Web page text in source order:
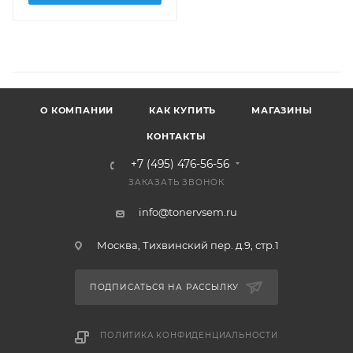
О КОМПАНИИ КАК КУПИТЬ МАГАЗИНЫ
КОНТАКТЫ
+7 (495) 476-56-56
ЗАКАЗАТЬ ЗВОНОК
info@tonervsem.ru
Москва, Тихвинский пер. д.9, стр.1
ПОДПИСАТЬСЯ НА РАССЫЛКУ
ПОЛИТИКА КОНФИДЕНЦИАЛЬНОСТИ